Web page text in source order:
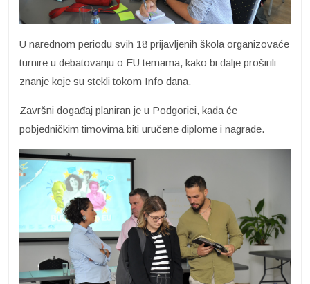
U narednom periodu svih 18 prijavljenih škola organizovaće
turnire u debatovanju o EU temama, kako bi dalje proširili
znanje koje su stekli tokom Info dana.
Završni događaj planiran je u Podgorici, kada će
pobjedničkim timovima biti uručene diplome i nagrade.